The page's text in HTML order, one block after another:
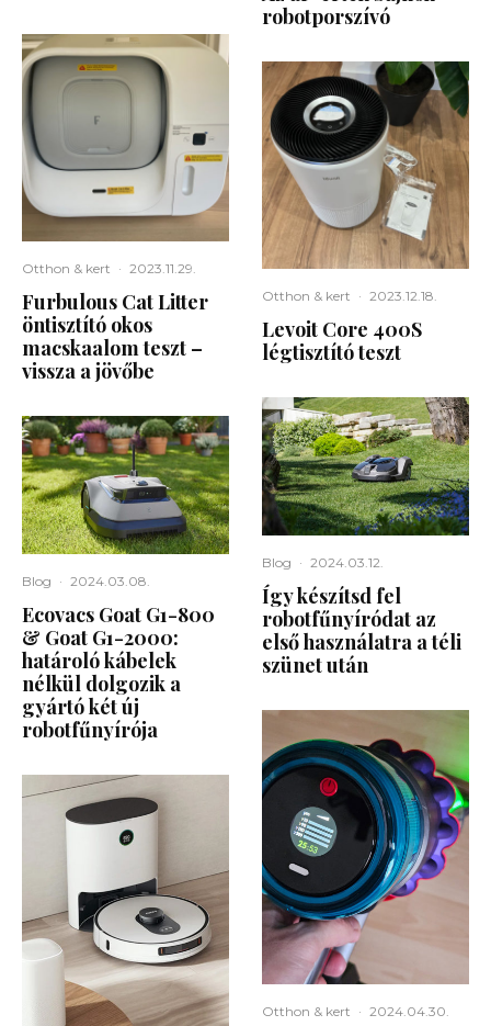
Otthon & kert · 2023.11.29.
Furbulous Cat Litter
öntisztító okos
macskaalom teszt –
vissza a jövőbe
Blog · 2024.03.08.
Ecovacs Goat G1-800
& Goat G1-2000:
határoló kábelek
nélkül dolgozik a
gyártó két új
robotfűnyírója
robotporszívó
Otthon & kert · 2023.12.18.
Levoit Core 400S
légtisztító teszt
Blog · 2024.03.12.
Így készítsd fel
robotfűnyíródat az
első használatra a téli
szünet után
Otthon & kert · 2024.04.30.